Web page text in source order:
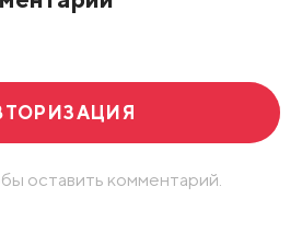
оставить комментарий.